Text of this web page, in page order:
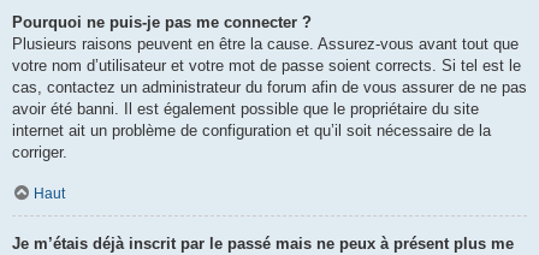
Pourquoi ne puis-je pas me connecter ?
Plusieurs raisons peuvent en être la cause. Assurez-vous avant tout que
votre nom d’utilisateur et votre mot de passe soient corrects. Si tel est le
cas, contactez un administrateur du forum afin de vous assurer de ne pas
avoir été banni. Il est également possible que le propriétaire du site
internet ait un problème de configuration et qu’il soit nécessaire de la
corriger.
Haut
Je m’étais déjà inscrit par le passé mais ne peux à présent plus me